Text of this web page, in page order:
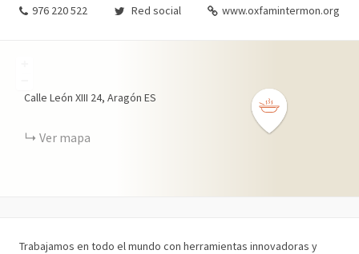
Casablanca Zaragoza
976 220 522 Red social www.oxfamintermon.org
Calle León XIII 24 Aragón ES
Ver mapa
Trabajamos en todo el mundo con herramientas innovadoras y